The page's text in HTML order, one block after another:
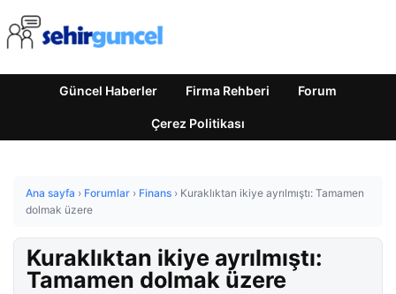
Güncel Haberler Firma Rehberi Forum
Çerez Politikası
Ana sayfa › Forumlar › Finans › Kuraklıktan ikiye ayrılmıştı: Tamamen
dolmak üzere
Kuraklıktan ikiye ayrılmıştı:
Tamamen dolmak üzere